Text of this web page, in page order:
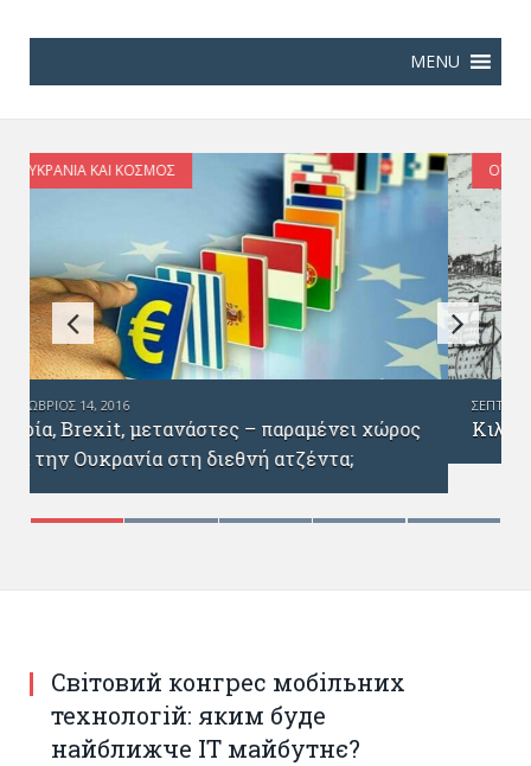
ΟΥΚΡΑΝΊΑ ΚΑΙ ΚΌΣΜΟΣ
ΣΕΠΤΈΜΒΡΙΟΣ 26, 2016
Κιλιγιά – η αρχαιότερη πόλη της Ουκρανίας
Світовий конгрес мобільних
технологій: яким буде
найближче ІТ майбутнє?